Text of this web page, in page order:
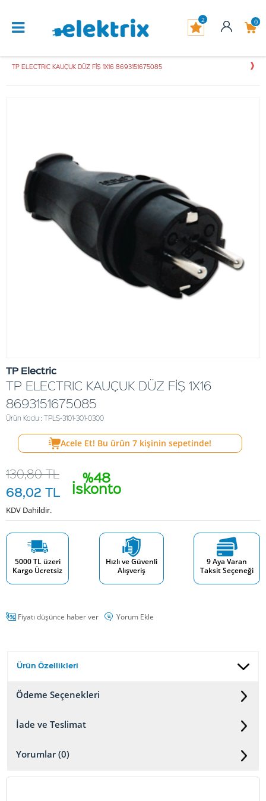
0
2
TP ELECTRIC KAUÇUK DÜZ FİŞ 1X16 8693151675085
TP Electric
TP ELECTRIC KAUÇUK DÜZ FİŞ 1X16
8693151675085
Ürün Kodu : TPLS-3101-301-0300
Acele Et! Bu ürün 7 kişinin sepetinde!
%48
İskonto
130,80TL
68,02 TL
KDV Dahildir.
5000 TL üzeri
Kargo Ücretsiz
Hızlı ve Güvenli
Alışveriş
9 Aya Varan
Taksit Seçeneği
Fiyatı düşünce haber ver Yorum Ekle
Ürün Özellikleri
Ödeme Seçenekleri
İade ve Teslimat
Yorumlar (0)